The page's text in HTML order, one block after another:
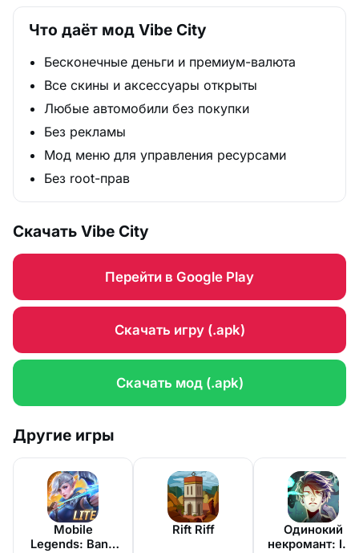
Что даёт мод Vibe City
Бесконечные деньги и премиум-валюта
Все скины и аксессуары открыты
Любые автомобили без покупки
Без рекламы
Мод меню для управления ресурсами
Без root-прав
Скачать Vibe City
Перейти в Google Play
Скачать игру (.apk)
Скачать мод (.apk)
Другие игры
Mobile
Legends: Bang
Rift Riff
Одинокий
некромант: Idle